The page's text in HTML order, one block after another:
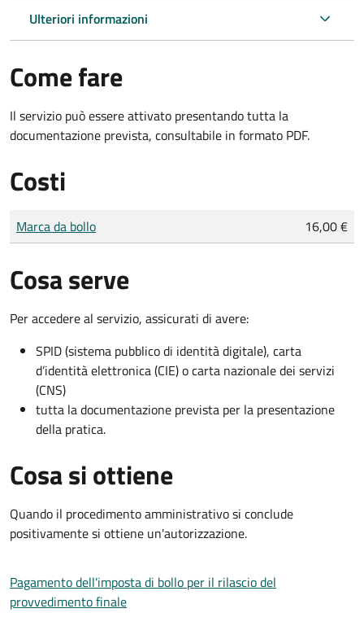
Ulteriori informazioni
Come fare
Il servizio può essere attivato presentando tutta la
documentazione prevista, consultabile in formato PDF.
Costi
Tipo di pagamento
Importo
Marca da bollo 16,00 €
Cosa serve
Per accedere al servizio, assicurati di avere:
SPID (sistema pubblico di identità digitale), carta
d’identità elettronica (CIE) o carta nazionale dei servizi
(CNS)
tutta la documentazione prevista per la presentazione
della pratica.
Cosa si ottiene
Quando il procedimento amministrativo si conclude
positivamente si ottiene un'autorizzazione.
Pagamento dell'imposta di bollo per il rilascio del
provvedimento finale